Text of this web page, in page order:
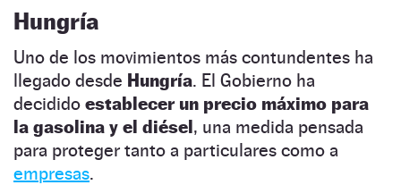
Hungría
Uno de los movimientos más contundentes ha
llegado desde Hungría. El Gobierno ha
decidido establecer un precio máximo para
la gasolina y el diésel, una medida pensada
para proteger tanto a particulares como a
empresas.